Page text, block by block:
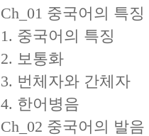
Ch_01 중국어의 특징
1. 중국어의 특징
2. 보통화
3. 번체자와 간체자
4. 한어병음
Ch_02 중국어의 발음